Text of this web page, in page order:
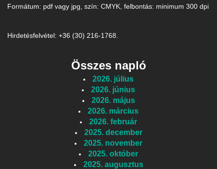
Formátum: pdf vagy jpg, szín: CMYK, felbontás: minimum 300 dpi
Hirdetésfelvétel: +36 (30) 216-1768.
Összes napló
2026. július
2026. június
2026. május
2026. március
2026. február
2025. december
2025. november
2025. október
2025. augusztus